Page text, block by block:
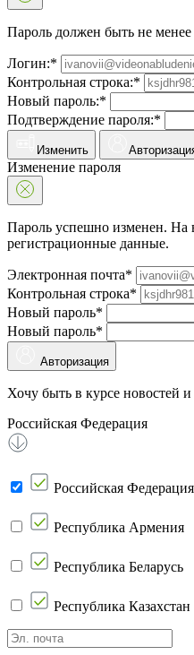
Пароль должен быть не
Логин:*
Контрольная строка:*
Новый пароль:*
Подтверждение пароля:*
Изменить
Изменение пароля
Пароль успешно изменен.
регистрационные данные.
Электронная почта*
Контрольная строка*
Новый пароль*
Новый пароль*
Авторизация
Хочу быть в курсе новостей
Российская Федерация
Российская Федерация
Республика Армения
Республика Беларусь
Республика Казахстан